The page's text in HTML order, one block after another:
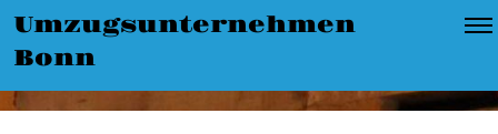
Umzugsunternehmen
Bonn